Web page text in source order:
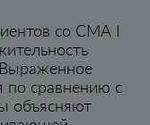
со СМА I
по сравнению с
объясняют